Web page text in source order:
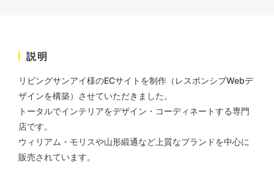
ヒーパッケージ
#イラスト
#エコ・環境
説明
リビングサンアイ様のECサイトを制作（レスポンシブWebデ
ザインを構築）させていただきました。
トータルでインテリアをデザイン・コーディネートする専門
店です。
ウィリアム・モリスや山形緞通など上質なブランドを中心に
販売されています。